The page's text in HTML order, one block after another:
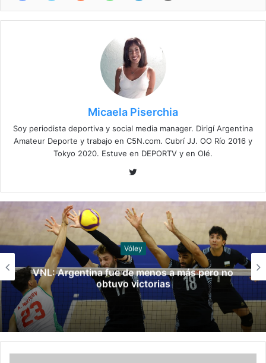
Micaela Piserchia
Soy periodista deportiva y social media manager. Dirigí Argentina
Amateur Deporte y trabajo en C5N.com. Cubrí JJ. OO Río 2016 y
Tokyo 2020. Estuve en DEPORTV y en Olé.
Twitter
Vóley
VNL: Argentina fue de menos a más pero no
obtuvo victorias